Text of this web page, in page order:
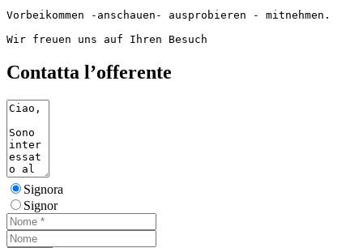
Vorbeikommen -anschauen- ausprobieren - mitnehmen.
Wir freuen uns auf Ihren Besuch
Contatta l’offerente
Signora
Signor